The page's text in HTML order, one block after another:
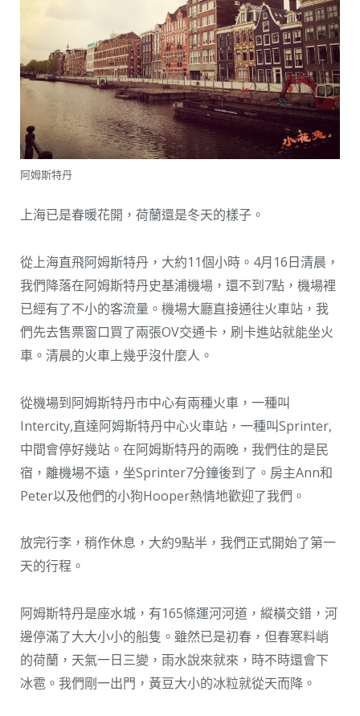
阿姆斯特丹
上海已是春暖花開，荷蘭還是冬天的樣子。
從上海直飛阿姆斯特丹，大約11個小時。4月16日清晨，
我們降落在阿姆斯特丹史基浦機場，還不到7點，機場裡
已經有了不小的客流量。機場大廳直接通往火車站，我
們先去售票窗口買了兩張OV交通卡，刷卡進站就能坐火
車。清晨的火車上幾乎沒什麼人。
從機場到阿姆斯特丹市中心有兩種火車，一種叫
Intercity,直達阿姆斯特丹中心火車站，一種叫Sprinter,
中間會停好幾站。在阿姆斯特丹的兩晚，我們住的是民
宿，離機場不遠，坐Sprinter7分鐘後到了。房主Ann和
Peter以及他們的小狗Hooper熱情地歡迎了我們。
放完行李，稍作休息，大約9點半，我們正式開始了第一
天的行程。
阿姆斯特丹是座水城，有165條運河河道，縱橫交錯，河
邊停滿了大大小小的船隻。雖然已是初春，但春寒料峭
的荷蘭，天氣一日三變，雨水說來就來，時不時還會下
冰雹。我們剛一出門，黃豆大小的冰粒就從天而降。